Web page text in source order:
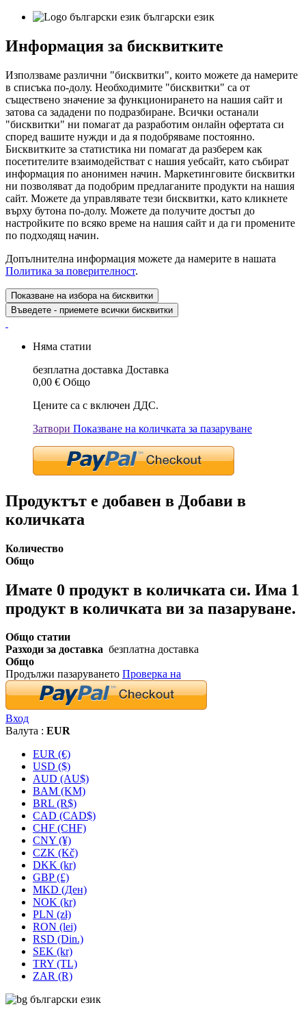
български език
Информация за бисквитките
Използваме различни "бисквитки", които можете да намерите
в списъка по-долу. Необходимите "бисквитки" са от
съществено значение за функционирането на нашия сайт и
затова са зададени по подразбиране. Всички останали
"бисквитки" ни помагат да разработим онлайн офертата си
според вашите нужди и да я подобряваме постоянно.
Бисквитките за статистика ни помагат да разберем как
посетителите взаимодействат с нашия уебсайт, като събират
информация по анонимен начин. Маркетинговите бисквитки
ни позволяват да подобрим предлаганите продукти на нашия
сайт. Можете да управлявате тези бисквитки, като кликнете
върху бутона по-долу. Можете да получите достъп до
настройките по всяко време на нашия сайт и да ги промените
по подходящ начин.
Допълнителна информация можете да намерите в нашата
Политика за поверителност.
Показване на избора на бисквитки
Въведете - приемете всички бисквитки
Няма статии
безплатна доставка Доставка
0,00 € Общо
Цените са с включен ДДС.
Затвори Показване на количката за пазаруване
Продуктът е добавен в Добави в
количката
Количество
Общо
Имате 0 продукт в количката си. Има 1
продукт в количката ви за пазаруване.
Общо статии
Разходи за доставка безплатна доставка
Общо
Продължи пазаруването Проверка на
Вход
Валута : EUR
EUR (€)
USD ($)
AUD (AU$)
BAM (KM)
BRL (R$)
CAD (CAD$)
CHF (CHF)
CNY (¥)
CZK (Kč)
DKK (kr)
GBP (£)
MKD (Ден)
NOK (kr)
PLN (zł)
RON (lei)
RSD (Din.)
SEK (kr)
TRY (TL)
ZAR (R)
български език